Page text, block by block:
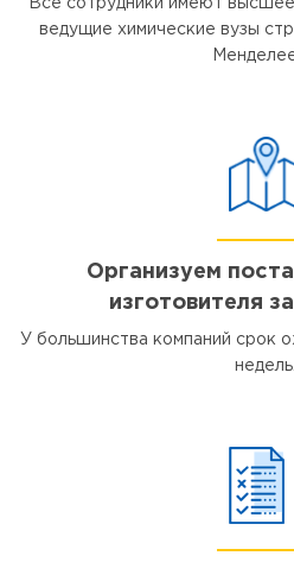
Все сотрудники имеют высшее
ведущие химические вузы
Организуем
изготовителя
У большинства компаний срок
недель.